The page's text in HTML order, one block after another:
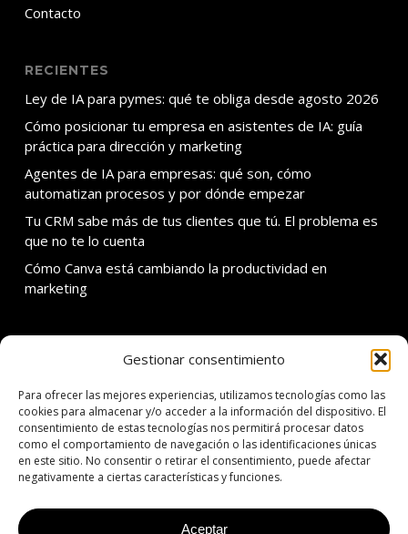
Gestionar consentimiento
Para ofrecer las mejores experiencias, utilizamos tecnologías como las
cookies para almacenar y/o acceder a la información del dispositivo. El
consentimiento de estas tecnologías nos permitirá procesar datos
como el comportamiento de navegación o las identificaciones únicas
en este sitio. No consentir o retirar el consentimiento, puede afectar
negativamente a ciertas características y funciones.
Aceptar
Contacto
RECIENTES
Ley de IA para pymes: qué te obliga desde agosto 2026
Cómo posicionar tu empresa en asistentes de IA: guía
práctica para dirección y marketing
Agentes de IA para empresas: qué son, cómo
automatizan procesos y por dónde empezar
Tu CRM sabe más de tus clientes que tú. El problema es
que no te lo cuenta
Cómo Canva está cambiando la productividad en
marketing
C. Calvet 30 3er 1a
08021 Barcelona
T: +34 934 342 138